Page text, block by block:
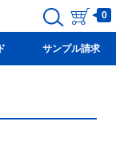
0
サンプル請求